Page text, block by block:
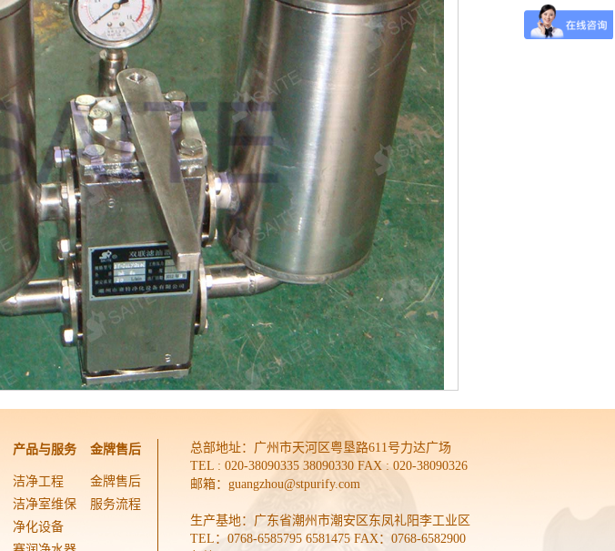
产品与服务
洁净工程
洁净室维保
净化设备
金牌售后
金牌售后
服务流程
总部地址： 广州市天河区粤垦路611号力达广场
TEL : 020-38090335 38090330 FAX : 020-38090326
邮箱：guangzhou@stpurify.com
生产基地：广东省潮州市潮安区东凤礼阳李工业区
TEL：0768-6585795 6581475 FAX：0768-6582900